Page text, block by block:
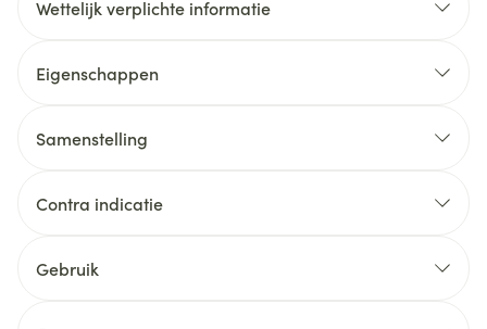
Wettelijk verplichte informatie
Eigenschappen
Samenstelling
Contra indicatie
Gebruik